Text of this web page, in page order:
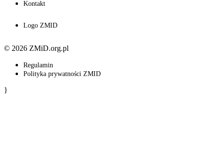
Kontakt
Logo ZMID
© 2026 ZMiD.org.pl
Regulamin
Polityka prywatności ZMID
}